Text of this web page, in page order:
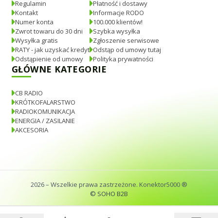
Regulamin
Kontakt
Numer konta
Zwrot towaru do 30 dni
Wysyłka gratis
RATY - jak uzyskać kredyt
Odstąpienie od umowy
Płatność i dostawy
Informacje RODO
100.000 klientów!
Szybka wysyłka
Zgłoszenie serwisowe
Odstąp od umowy tutaj
Polityka prywatności
GŁÓWNE KATEGORIE
CB RADIO
KRÓTKOFALARSTWO
RADIOKOMUNIKACJA
ENERGIA / ZASILANIE
AKCESORIA
2026– Wszelkie prawa zastrzeżone. Konektor5000 ®
© SOHO B2B